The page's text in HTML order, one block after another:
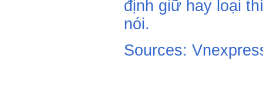
định giữ hay loại
nói.
Sources: